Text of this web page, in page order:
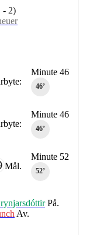
- 2)
Minute 46
46‎’‎
Minute 46
46‎’‎
Minute 52
52‎’‎
Mål.
På.
Av.